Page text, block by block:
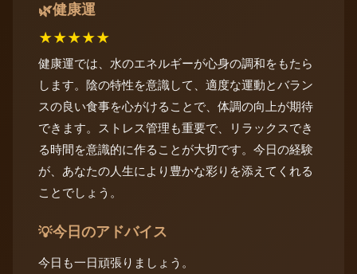
🌿健康運
★★★★★
健康運では、水のエネルギーが心身の調和をもたら
します。陰の特性を意識して、適度な運動とバラン
スの良い食事を心がけることで、体調の向上が期待
できます。ストレス管理も重要で、リラックスでき
る時間を意識的に作ることが大切です。今日の経験
が、あなたの人生により豊かな彩りを添えてくれる
ことでしょう。
💡今日のアドバイス
今日も一日頑張りましょう。